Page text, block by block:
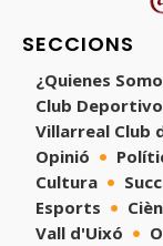
SECCIONS
¿Quienes
Club
Villarreal Club
Opinió
Cultura
Esports
Vall d'Uixó